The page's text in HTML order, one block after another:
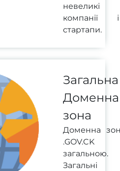
невеликі
компанії і
стартапи.
Загальна
Доменна
зона
Доменна
.GOV.CK
загальною.
Загальні